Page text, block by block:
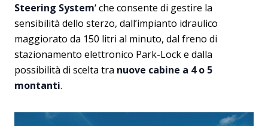
Steering System‘ che consente di gestire la
sensibilità dello sterzo, dall’impianto idraulico
maggiorato da 150 litri al minuto, dal freno di
stazionamento elettronico Park-Lock e dalla
possibilità di scelta tra nuove cabine a 4 o 5
montanti.